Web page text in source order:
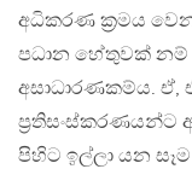
අධිකරණ ක්‍රමය
පධාන හේතුවක් නම්
අසාධාරණකම්ය. ඒ,
ප්‍රතිසංස්කරණයන්ට
පිහිට ඉල්ලා යන